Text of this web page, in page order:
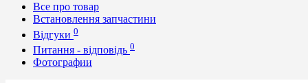
Все про товар
Встановлення запчастини
Відгуки 0
Питання - відповідь 0
Фотографии